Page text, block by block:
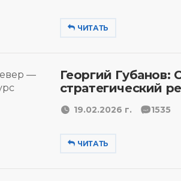
ЧИТАТЬ
Георгий Губанов:
стратегический
19.02.2026 г. 1535
ЧИТАТЬ